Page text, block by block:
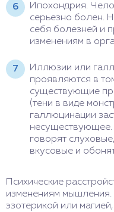
Ипохондрия.
серьезно болен.
себя болезней и
изменениям в
Иллюзии или
проявляются в
существующие
(тени в виде
галлюцинации
несуществующее.
говорят
вкусовые и
Психические
изменениям
эзотерикой или